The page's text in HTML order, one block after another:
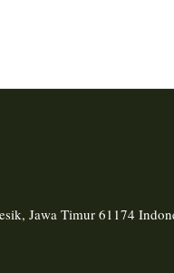
Jawa Timur 61174